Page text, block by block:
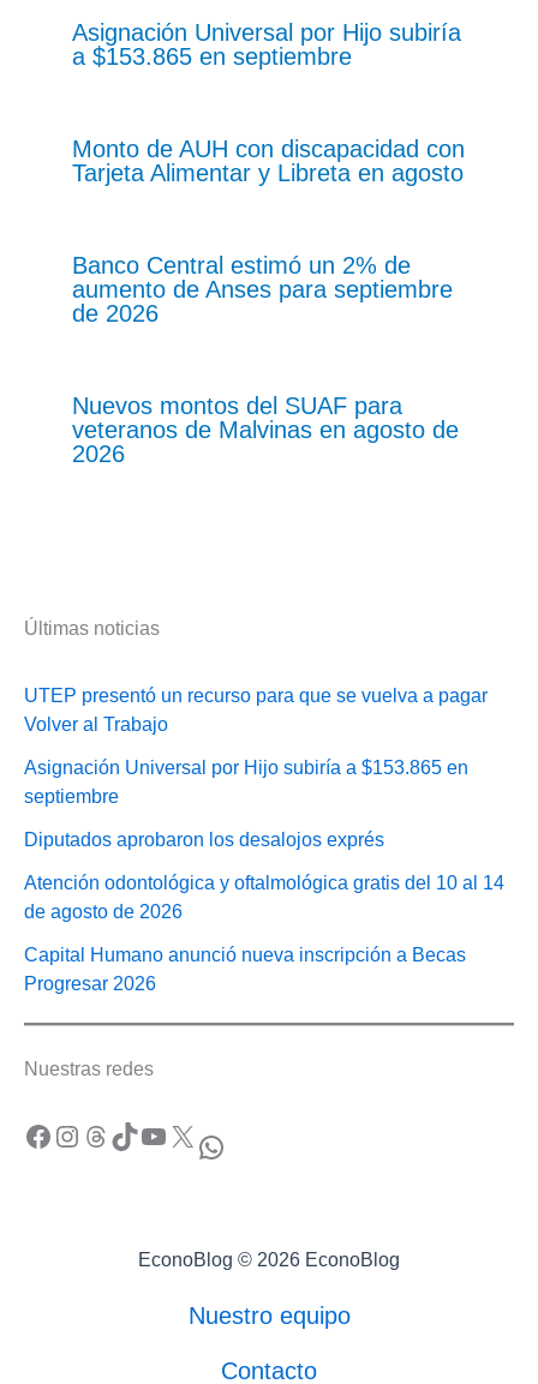
Asignación Universal por Hijo subiría
a $153.865 en septiembre
Monto de AUH con discapacidad con
Tarjeta Alimentar y Libreta en agosto
Banco Central estimó un 2% de
aumento de Anses para septiembre
de 2026
Nuevos montos del SUAF para
veteranos de Malvinas en agosto de
2026
Últimas noticias
UTEP presentó un recurso para que se vuelva a pagar
Volver al Trabajo
Asignación Universal por Hijo subiría a $153.865 en
septiembre
Diputados aprobaron los desalojos exprés
Atención odontológica y oftalmológica gratis del 10 al 14
de agosto de 2026
Capital Humano anunció nueva inscripción a Becas
Progresar 2026
Nuestras redes
Facebook Instagram Threads TikTok YouTube X WhatsApp
EconoBlog © 2026 EconoBlog
Nuestro equipo
Contacto